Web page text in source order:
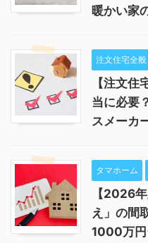
暖かい家
注文住宅全般
【注文
当に必要
スメーカ
タマホーム
【2026
え」の間
1000万円